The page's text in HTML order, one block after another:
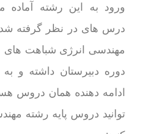
ورود به این رشته آماده
درس های در نظر گرفته
مهندسی انرژی شباهت های
دوره دبیرستان داشته و
ادامه دهنده همان دروس
توانید دروس پایه رشته